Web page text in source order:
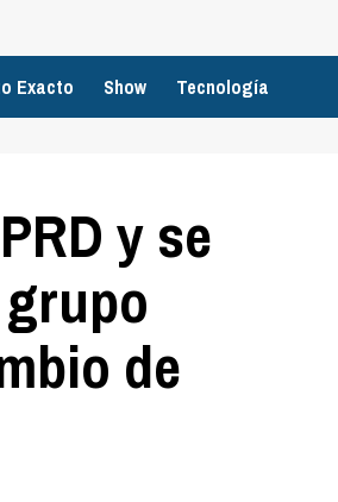
Exacto Show Tecnología
y se
de